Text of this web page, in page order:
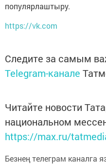
популярлаштыру.
https://vk.com
Следите за самым
Telegram-канале
Читайте новости
национальном
https://max.ru/
Безнең телеграм каналга